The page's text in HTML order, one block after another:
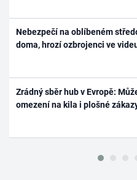
Nebezpečí na oblíbeném
doma, hrozí ozbrojenci ve
Zrádný sběr hub v Evropě:
omezení na kila i plošné